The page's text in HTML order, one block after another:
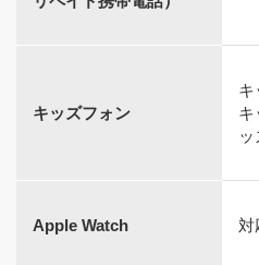
緊急地震速報
→
→ 受信
キッズフォン
キ
キ
ッ
Apple Watch 対